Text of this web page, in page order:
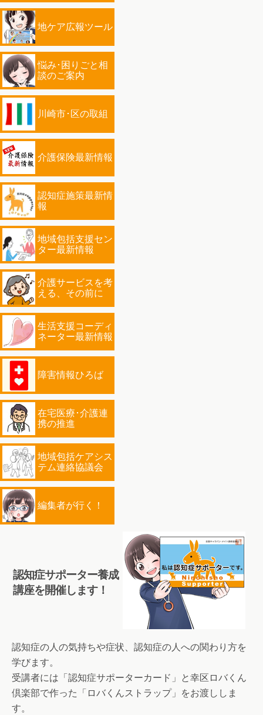
地ケア広報ツール
悩み･困りごと相
談のご案内
川崎市･区の取組
介護保険最新情報
認知症施策最新情
報
地域包括支援セン
ター最新情報
介護サービスを考
える、その前に
生活支援コーディ
ネーター最新情報
障害情報ひろば
在宅医療･介護連
携の推進
地域包括ケアシス
テム連絡協議会
編集者が行く！
認知症サポーター養成
講座を開催します！
認知症の人の気持ちや症状、認知症の人への関わり方を
学びます。
受講者には「認知症サポーターカード」と幸区ロバくん
倶楽部で作った「ロバくんストラップ」をお渡ししま
す。